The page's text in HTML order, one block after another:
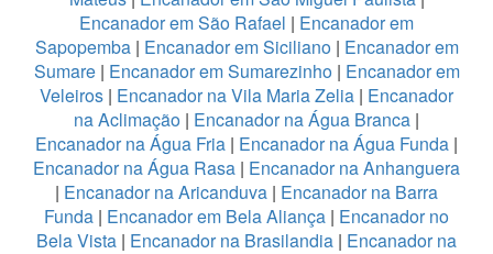
Encanador em São Rafael | Encanador em
Sapopemba | Encanador em Siciliano| Encanador em
Sumare| Encanador em Sumarezinho| Encanador em
Veleiros | Encanador na Vila Maria Zelia | Encanador
na Aclimação | Encanador na Água Branca |
Encanador na Água Fria | Encanador na Água Funda |
Encanador na Água Rasa | Encanador na Anhanguera
| Encanador na Aricanduva | Encanador na Barra
Funda | Encanador em Bela Aliança | Encanador no
Bela Vista | Encanador na Brasilandia | Encanador na